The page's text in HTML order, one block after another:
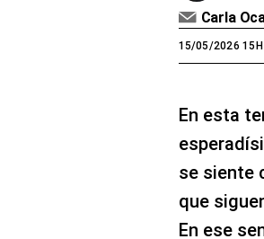
Carla
15/05/2026
En esta
se siente
que
En ese